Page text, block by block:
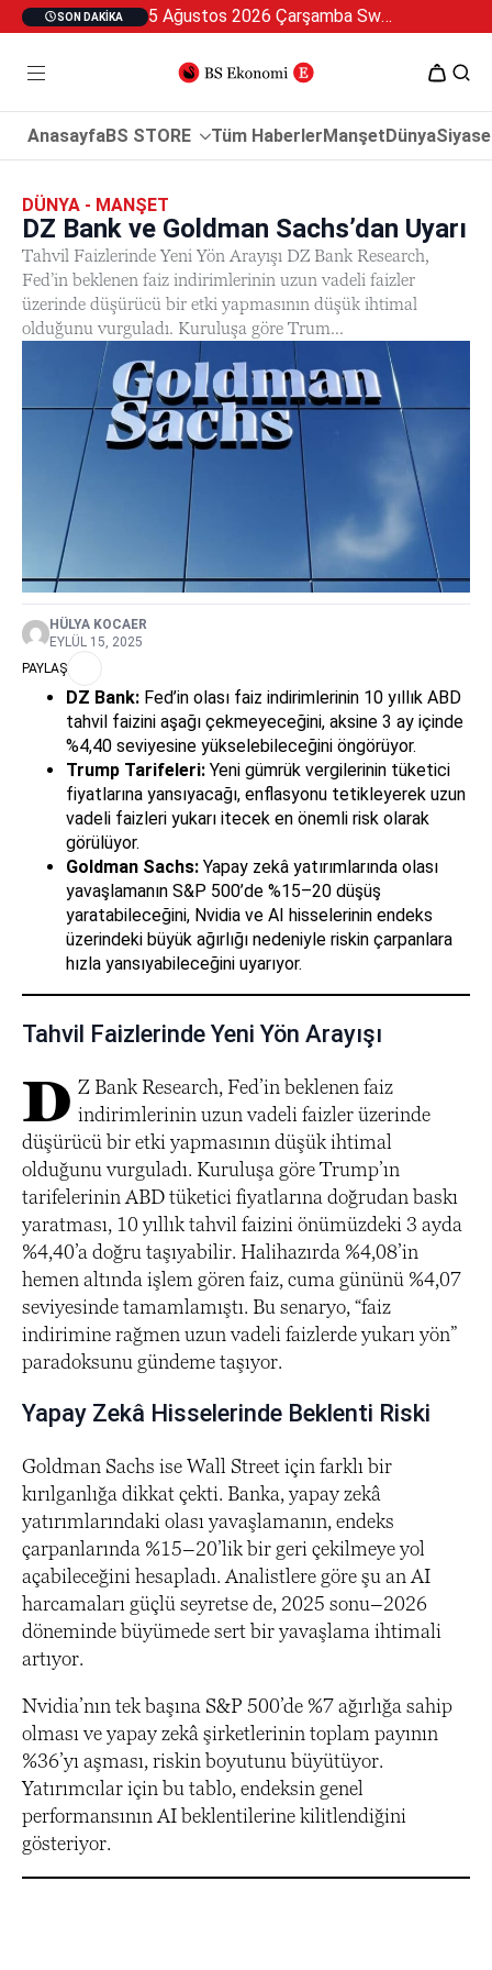
SON DAKIKA 5 Ağustos 2026 Çarşamba Swan Özel 2
AnasayfaBS STORE Tüm HaberlerManşetDünya
DÜNYA - MANŞET
DZ Bank ve Goldman Sachs’dan Uyarı
Tahvil Faizlerinde Yeni Yön Arayışı DZ Bank Research,
Fed’in beklenen faiz indirimlerinin uzun vadeli faizler
üzerinde düşürücü bir etki yapmasının düşük ihtimal
olduğunu vurguladı. Kuruluşa göre Trum...
HÜLYA KOCAER
EYLÜL 15, 2025
PAYLAŞ
DZ Bank: Fed’in olası faiz indirimlerinin 10 yıllık ABD
tahvil faizini aşağı çekmeyeceğini, aksine 3 ay içinde
%4,40 seviyesine yükselebileceğini öngörüyor.
Trump Tarifeleri: Yeni gümrük vergilerinin tüketici
fiyatlarına yansıyacağı, enflasyonu tetikleyerek uzun
vadeli faizleri yukarı itecek en önemli risk olarak
görülüyor.
Goldman Sachs: Yapay zekâ yatırımlarında olası
yavaşlamanın S&P 500’de %15–20 düşüş
yaratabileceğini, Nvidia ve AI hisselerinin endeks
üzerindeki büyük ağırlığı nedeniyle riskin çarpanlara
hızla yansıyabileceğini uyarıyor.
Tahvil Faizlerinde Yeni Yön Arayışı
D Z Bank Research, Fed’in beklenen faiz
indirimlerinin uzun vadeli faizler üzerinde
düşürücü bir etki yapmasının düşük ihtimal
olduğunu vurguladı. Kuruluşa göre Trump’ın
tarifelerinin ABD tüketici fiyatlarına doğrudan baskı
yaratması, 10 yıllık tahvil faizini önümüzdeki 3 ayda
%4,40’a doğru taşıyabilir. Halihazırda %4,08’in
hemen altında işlem gören faiz, cuma gününü %4,07
seviyesinde tamamlamıştı. Bu senaryo, “faiz
indirimine rağmen uzun vadeli faizlerde yukarı yön”
paradoksunu gündeme taşıyor.
Yapay Zekâ Hisselerinde Beklenti Riski
Goldman Sachs ise Wall Street için farklı bir
kırılganlığa dikkat çekti. Banka, yapay zekâ
yatırımlarındaki olası yavaşlamanın, endeks
çarpanlarında %15–20’lik bir geri çekilmeye yol
açabileceğini hesapladı. Analistlere göre şu an AI
harcamaları güçlü seyretse de, 2025 sonu–2026
döneminde büyümede sert bir yavaşlama ihtimali
artıyor.
Nvidia’nın tek başına S&P 500’de %7 ağırlığa sahip
olması ve yapay zekâ şirketlerinin toplam payının
%36’yı aşması, riskin boyutunu büyütüyor.
Yatırımcılar için bu tablo, endeksin genel
performansının AI beklentilerine kilitlendiğini
gösteriyor.